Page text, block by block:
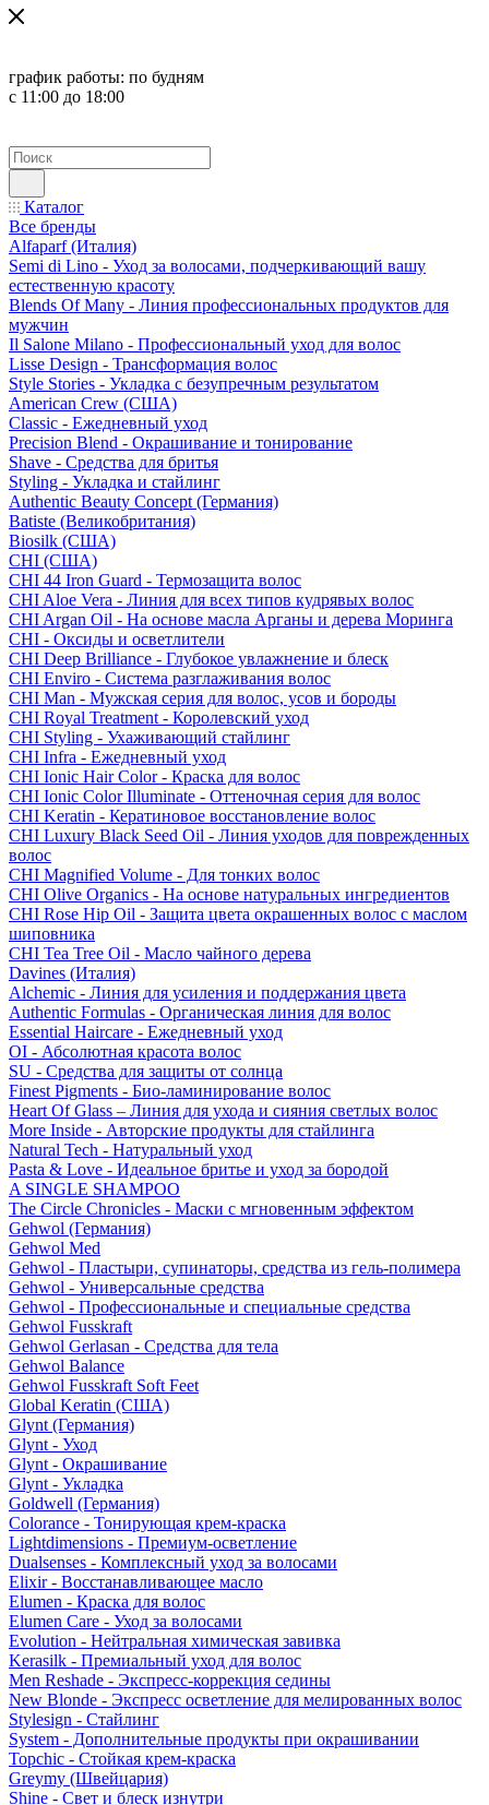
график работы: по будням
с 11:00 до 18:00
Каталог
Все бренды
Alfaparf (Италия)
Semi di Lino - Уход за волосами, подчеркивающий вашу
естественную красоту
Blends Of Many - Линия профессиональных продуктов для
мужчин
Il Salone Milano - Профессиональный уход для волос
Lisse Design - Трансформация волос
Style Stories - Укладка с безупречным результатом
American Crew (США)
Classic - Ежедневный уход
Precision Blend - Окрашивание и тонирование
Shave - Средства для бритья
Styling - Укладка и стайлинг
Authentic Beauty Concept (Германия)
Batiste (Великобритания)
Biosilk (США)
CHI (США)
CHI 44 Iron Guard - Термозащита волос
CHI Aloe Vera - Линия для всех типов кудрявых волос
CHI Argan Oil - На основе масла Арганы и дерева Моринга
CHI - Оксиды и осветлители
CHI Deep Brilliance - Глубокое увлажнение и блеск
CHI Enviro - Система разглаживания волос
CHI Man - Мужская серия для волос, усов и бороды
CHI Royal Treatment - Королевский уход
CHI Styling - Ухаживающий стайлинг
CHI Infra - Ежедневный уход
CHI Ionic Hair Color - Краска для волос
CHI Ionic Color Illuminate - Оттеночная серия для волос
CHI Keratin - Кератиновое восстановление волос
CHI Luxury Black Seed Oil - Линия уходов для поврежденных
волос
CHI Magnified Volume - Для тонких волос
CHI Olive Organics - На основе натуральных ингредиентов
CHI Rose Hip Oil - Защита цвета окрашенных волос с маслом
шиповника
CHI Tea Tree Oil - Масло чайного дерева
Davines (Италия)
Alchemic - Линия для усиления и поддержания цвета
Authentic Formulas - Органическая линия для волос
Essential Haircare - Eжедневный уход
OI - Абсолютная красота волос
SU - Средства для защиты от солнца
Finest Pigments - Био-ламинирование волос
Heart Of Glass – Линия для ухода и сияния светлых волос
More Inside - Авторские продукты для стайлинга
Natural Tech - Натуральный уход
Pasta & Love - Идеальное бритье и уход за бородой
A SINGLE SHAMPOO
The Circle Chronicles - Маски с мгновенным эффектом
Gehwol (Германия)
Gehwol Med
Gehwol - Пластыри, супинаторы, средства из гель-полимера
Gehwol - Универсальные средства
Gehwol - Профессиональные и специальные средства
Gehwol Fusskraft
Gehwol Gerlasan - Средства для тела
Gehwol Balance
Gehwol Fusskraft Soft Feet
Global Keratin (США)
Glynt (Германия)
Glynt - Уход
Glynt - Окрашивание
Glynt - Укладка
Goldwell (Германия)
Colorance - Тонирующая крем-краска
Lightdimensions - Премиум-осветление
Dualsenses - Комплексный уход за волосами
Elixir - Восстанавливающее масло
Elumen - Краска для волос
Elumen Care - Уход за волосами
Evolution - Нейтральная химическая завивка
Kerasilk - Премиальный уход для волос
Men Reshade - Экспресс-коррекция седины
New Blonde - Экспресс осветление для мелированных волос
Stylesign - Стайлинг
System - Дополнительные продукты при окрашивании
Topchic - Стойкая крем-краска
Greymy (Швейцария)
Shine - Свет и блеск изнутри